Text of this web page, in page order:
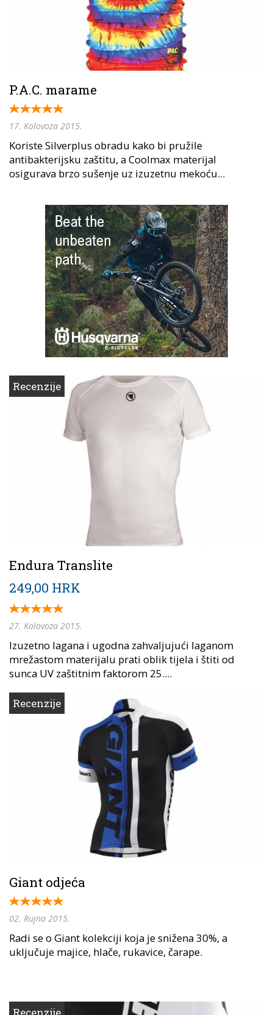
P.A.C. marame
17. Kolovoza 2015.
Koriste Silverplus obradu kako bi pružile
antibakterijsku zaštitu, a Coolmax materijal
osigurava brzo sušenje uz izuzetnu mekoću...
Recenzije
Endura Translite
249,00 HRK
27. Kolovoza 2015.
Izuzetno lagana i ugodna zahvaljujući laganom
mrežastom materijalu prati oblik tijela i štiti od
sunca UV zaštitnim faktorom 25....
Recenzije
Giant odjeća
02. Rujna 2015.
Radi se o Giant kolekciji koja je snižena 30%, a
uključuje majice, hlače, rukavice, čarape.